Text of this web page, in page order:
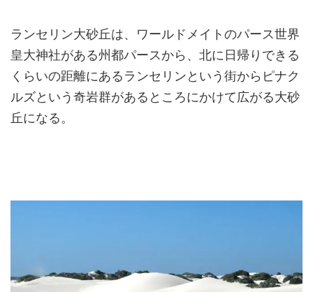
ランセリン大砂丘は、ワールドメイトのパース世界
皇大神社がある州都パースから、北に日帰りできる
くらいの距離にあるランセリンという街からピナク
ルズという奇岩群があるところにかけて広がる大砂
丘になる。